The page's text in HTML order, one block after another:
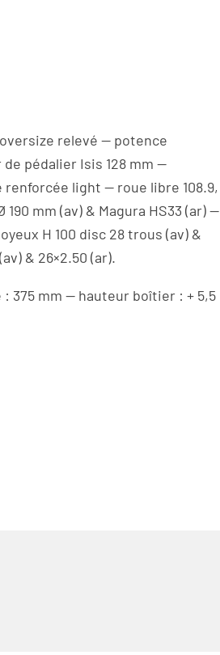
relevé — potence
pédalier Isis 128 mm —
renforcée light — roue libre 108.9,
mm (av) & Magura HS33 (ar) —
H 100 disc 28 trous (av) &
& 26×2.50 (ar).
375 mm — hauteur boîtier : + 5,5